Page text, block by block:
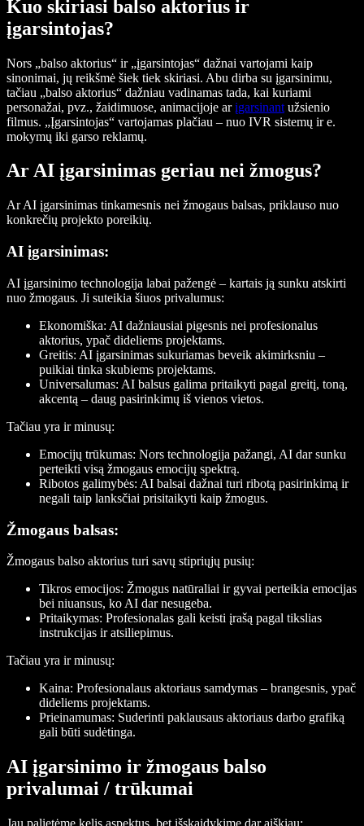
Kuo skiriasi balso aktorius ir
įgarsintojas?
Nors „balso aktorius“ ir „įgarsintojas“ dažnai vartojami kaip
sinonimai, jų reikšmė šiek tiek skiriasi. Abu dirba su įgarsinimu,
tačiau „balso aktorius“ dažniau vadinamas tada, kai kuriami
personažai, pvz., žaidimuose, animacijoje arįgarsinant užsienio
filmus. „Įgarsintojas“ vartojamas plačiau – nuo IVR sistemų ir e.
mokymų iki garso reklamų.
Ar AI įgarsinimas geriau nei žmogus?
Ar AI įgarsinimas tinkamesnis nei žmogaus balsas, priklauso nuo
konkrečių projekto poreikių.
AI įgarsinimas:
AI įgarsinimo technologija labai pažengė – kartais ją sunku atskirti
nuo žmogaus. Ji suteikia šiuos privalumus:
Ekonomiška: AI dažniausiai pigesnis nei profesionalus
aktorius, ypač dideliems projektams.
Greitis: AI įgarsinimas sukuriamas beveik akimirksniu –
puikiai tinka skubiems projektams.
Universalumas: AI balsus galima pritaikyti pagal greitį, toną,
akcentą – daug pasirinkimų iš vienos vietos.
Tačiau yra ir minusų:
Emocijų trūkumas: Nors technologija pažangi, AI dar sunku
perteikti visą žmogaus emocijų spektrą.
Ribotos galimybės: AI balsai dažnai turi ribotą pasirinkimą ir
negali taip lanksčiai prisitaikyti kaip žmogus.
Žmogaus balsas:
Žmogaus balso aktorius turi savų stipriųjų pusių:
Tikros emocijos: Žmogus natūraliai ir gyvai perteikia emocijas
bei niuansus, ko AI dar nesugeba.
Pritaikymas: Profesionalas gali keisti įrašą pagal tikslias
instrukcijas ir atsiliepimus.
Tačiau yra ir minusų:
Kaina: Profesionalaus aktoriaus samdymas – brangesnis, ypač
dideliems projektams.
Prieinamumas: Suderinti paklausaus aktoriaus darbo grafiką
gali būti sudėtinga.
AI įgarsinimo ir žmogaus balso
privalumai / trūkumai
Jau palietėme kelis aspektus, bet išskaidykime dar aiškiau: